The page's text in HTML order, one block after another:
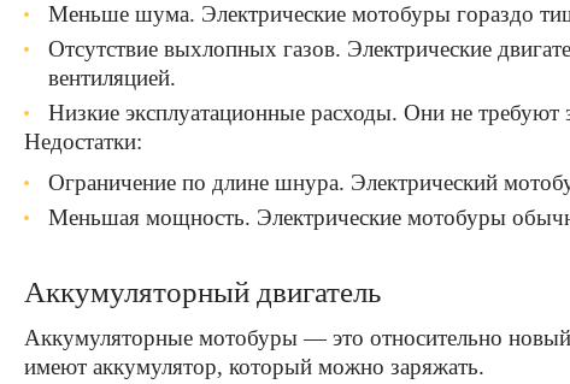
Меньше шума. Электрические мотобуры гораздо
Отсутствие выхлопных газов. Электрические
вентиляцией.
Низкие эксплуатационные расходы. Они не
Недостатки:
Ограничение по длине шнура. Электрический
Меньшая мощность. Электрические мотобуры
Аккумуляторный двигатель
Аккумуляторные мотобуры — это относительно
имеют аккумулятор, который можно заряжать.